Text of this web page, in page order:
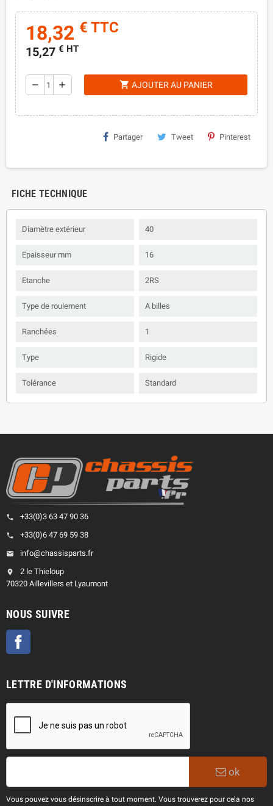
18,32 € TTC
15,27 € HT
remove add shopping_cart AJOUTER AU PANIER
Partager Tweet Pinterest
FICHE TECHNIQUE
Diamètre extérieur 40
Epaisseur mm 16
Etanche 2RS
Type de roulement A billes
Ranchées 1
Type Rigide
Tolérance Standard
phone +33(0)3 63 47 90 36
phone +33(0)6 47 69 59 38
email info@chassisparts.fr
location_on
2 le Thieloup
70320 Aillevillers et Lyaumont
NOUS SUIVRE
LETTRE D'INFORMATIONS
ok
Vous pouvez vous désinscrire à tout moment. Vous trouverez pour cela nos